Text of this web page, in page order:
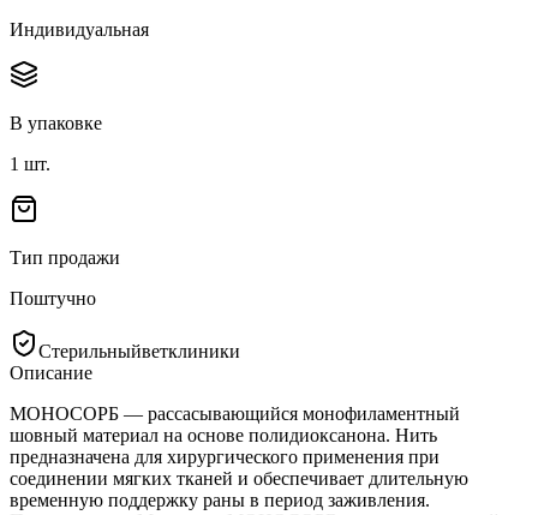
Индивидуальная
В упаковке
1 шт.
Тип продажи
Поштучно
Стерильныйветклиники
Описание
МОНОСОРБ — рассасывающийся монофиламентный
шовный материал на основе полидиоксанона. Нить
предназначена для хирургического применения при
соединении мягких тканей и обеспечивает длительную
временную поддержку раны в период заживления.